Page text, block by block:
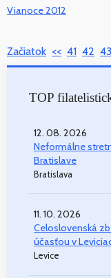
Vianoce 2012
Začiatok << 41 42 43
TOP
12. 08. 2026
Neformálne
Bratislave
Bratislava
11. 10. 2026
Celoslovenská
účasťou v
Levice